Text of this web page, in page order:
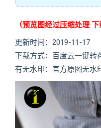
（预览图经过压缩处理 下
更新时间：2019-11-17
下载方式：百度云一键转
有无水印：官方原图无水